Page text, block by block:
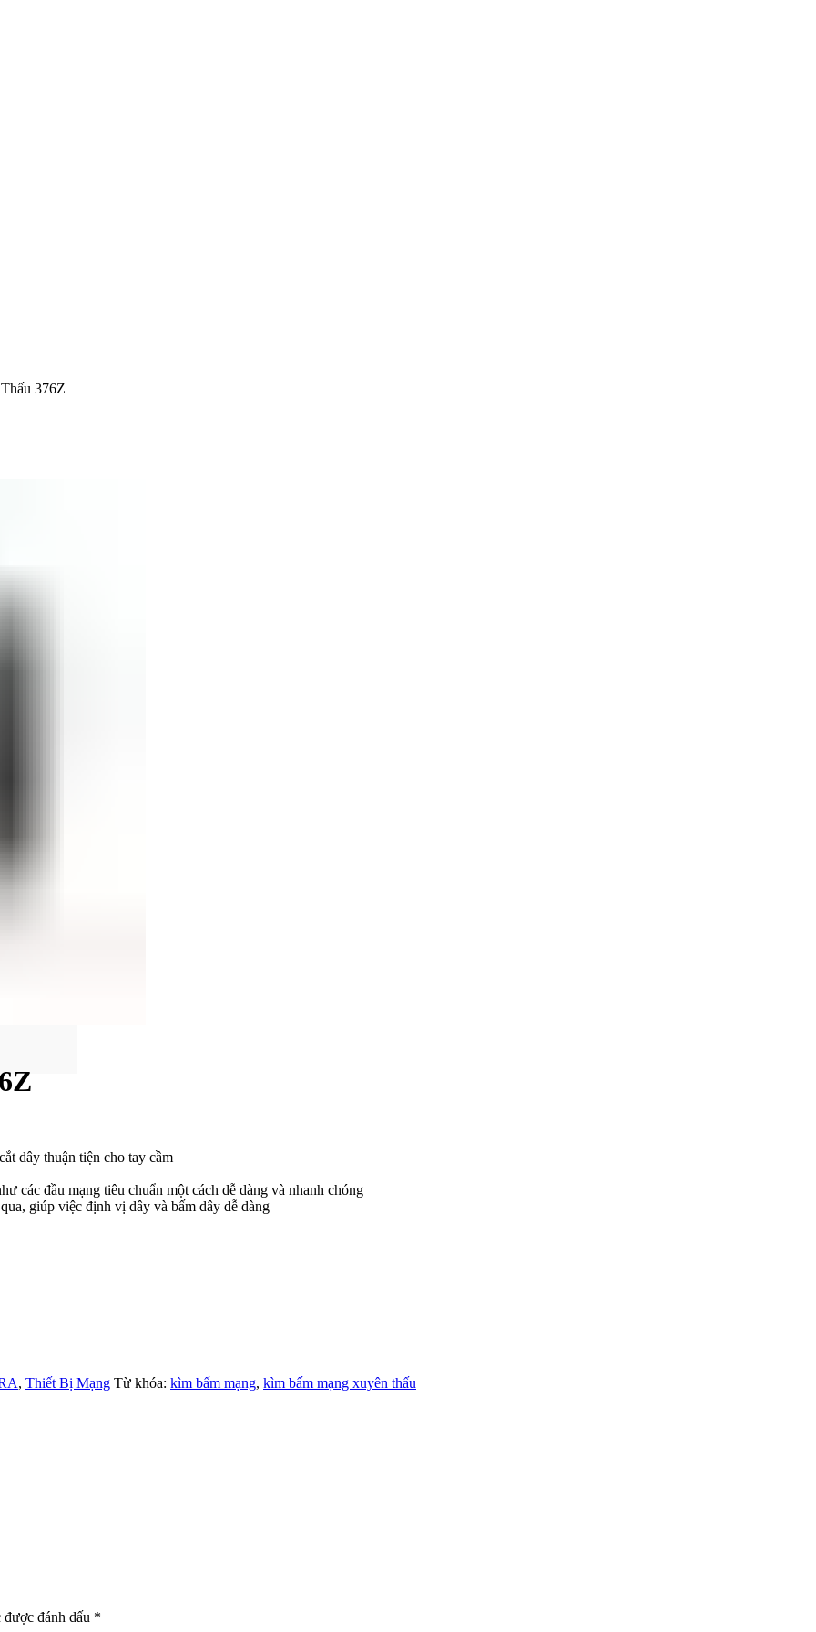
376Z
dây thuận tiện cho tay cầm
các đầu mạng tiêu chuẩn một cách dễ dàng và nhanh chóng
giúp việc định vị dây và bấm dây dễ dàng
, Thiết Bị Mạng Từ khóa: kìm bấm mạng, kìm bấm mạng xuyên thấu
đánh dấu *